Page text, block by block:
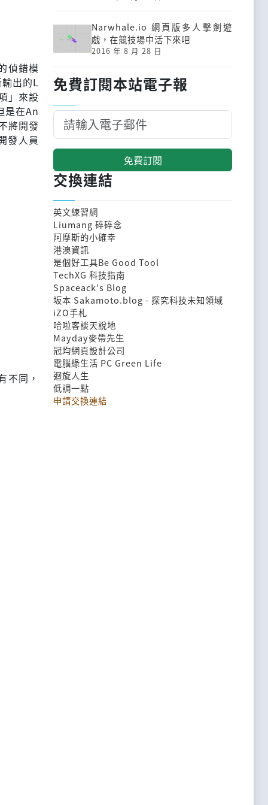
偵錯模
出的L
」來設
是在An
將開發
發人員
不同，
Narwhale.io 網頁版多人擊劍遊
戲，在競技場中活下來吧
2016 年 8 月 28 日
免費訂閱本站電子報
免費訂閱
交換連結
英文練習網
Liumang 碎碎念
阿摩斯的小確幸
港澳資訊
是個好工具Be Good Tool
TechXG 科技指南
Spaceack's Blog
坂本 Sakamoto.blog - 探究科技未知領域
iZO手札
哈啦客談天說地
Mayday麥帶先生
冠均網頁設計公司
電腦綠生活 PC Green Life
迴旋人生
低調一點
申請交換連結